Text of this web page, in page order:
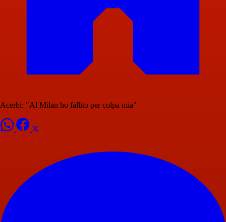
Acerbi: "Al Milan ho fallito per colpa mia"